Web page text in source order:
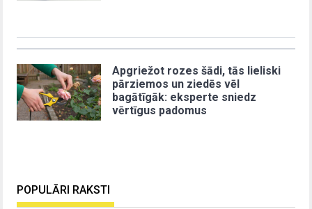
Apgriežot rozes šādi, tās lieliski
pārziemos un ziedēs vēl
bagātīgāk: eksperte sniedz
vērtīgus padomus
POPULĀRI RAKSTI